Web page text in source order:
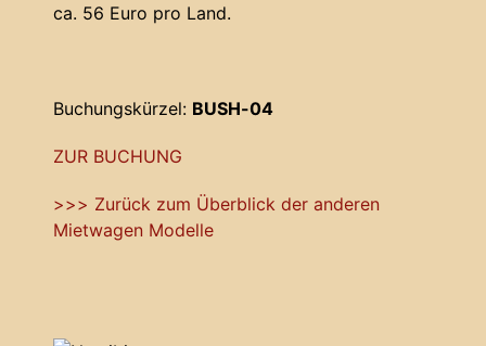
ca. 56 Euro pro Land.
Buchungskürzel: BUSH-04
ZUR BUCHUNG
>>> Zurück zum Überblick der anderen
Mietwagen Modelle